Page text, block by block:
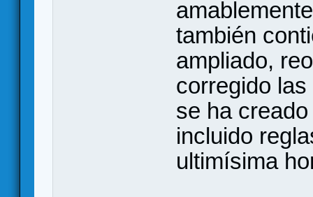
también
ampliado,
corregido
se ha
incluido
ultimísima